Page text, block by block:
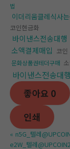
법
이더리움클레식사
코인현금화
바이낸스전송대행
소액결제매입 코
문화상품권테더구매
바이낸스전송대행
좋아요 0
인쇄
« n5G_텔레
e2W_텔레